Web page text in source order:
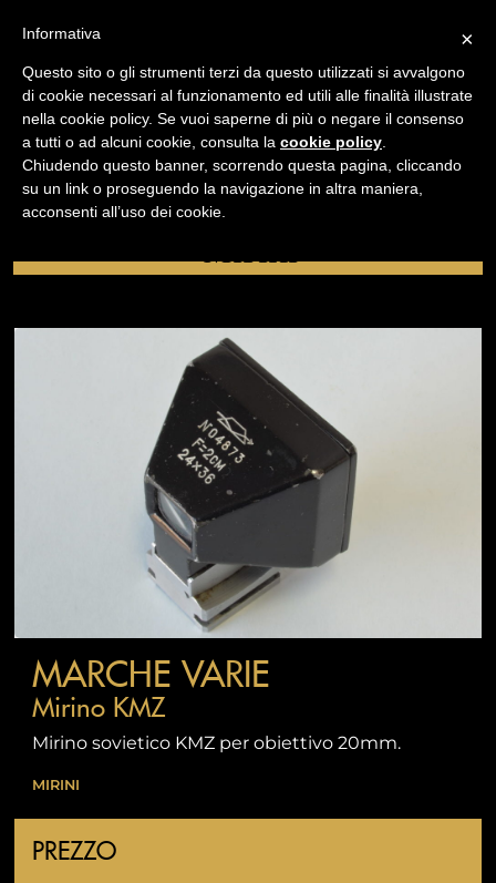
/ USATO MIRINI
NAVIGAZIONE
MARCHE VARIE
Mirino KMZ
Mirino sovietico KMZ per obiettivo 20mm.
MIRINI
PREZZO
×
Informativa
Questo sito o gli strumenti terzi da questo utilizzati si avvalgono
di cookie necessari al funzionamento ed utili alle finalità illustrate
nella cookie policy. Se vuoi saperne di più o negare il consenso
a tutti o ad alcuni cookie, consulta la cookie policy
Chiudendo questo banner, scorrendo questa pagina, cliccando
su un link o proseguendo la navigazione in altra maniera,
acconsenti all’uso dei cookie.